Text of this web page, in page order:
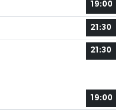
19:00
21:30
21:30
19:00